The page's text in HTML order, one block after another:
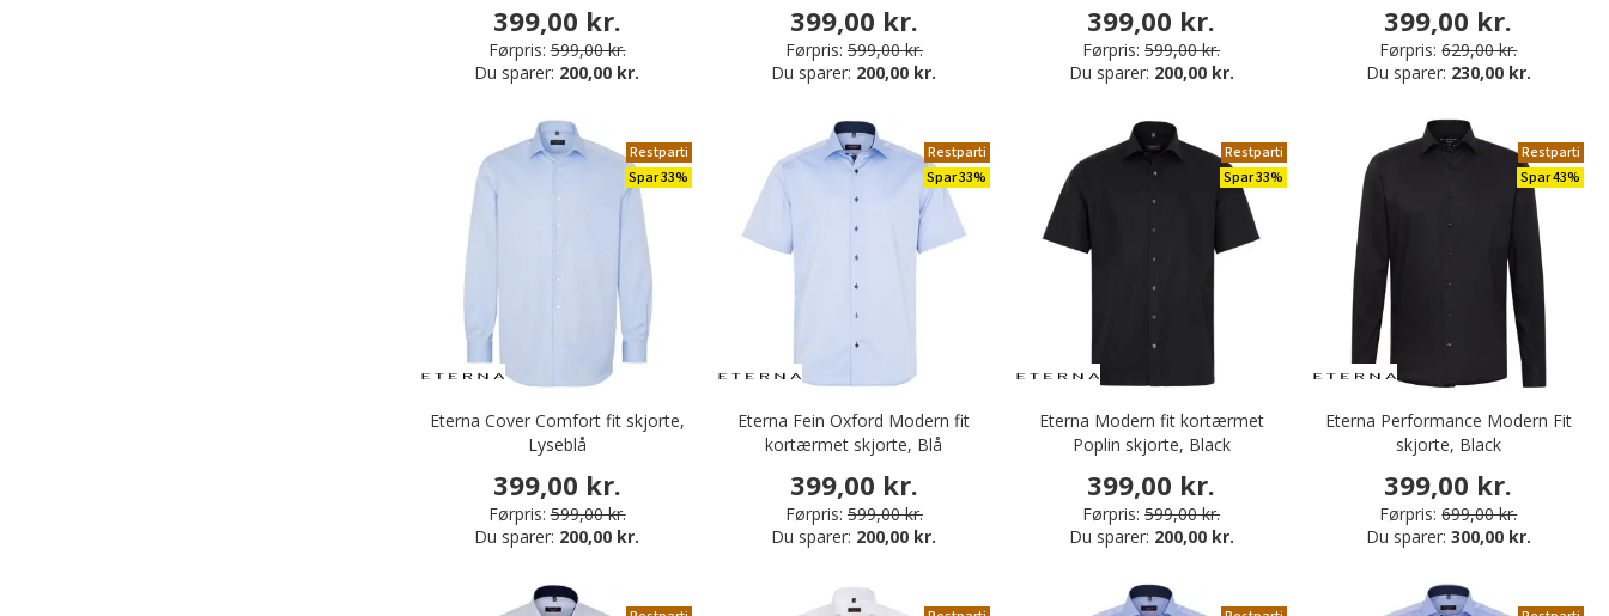
399,00 kr.
Førpris: 599,00 kr.
Du sparer: 200,00 kr.
399,00 kr.
Førpris: 599,00 kr.
Du sparer: 200,00 kr.
399,00 kr.
Førpris: 599,00 kr.
Du sparer: 200,00 kr.
399,00 kr.
Førpris: 629,00 kr.
Du sparer: 230,00 kr.
Restparti
Spar 33%
Eterna Cover Comfort fit skjorte,
Lyseblå
399,00 kr.
Førpris: 599,00 kr.
Du sparer: 200,00 kr.
Restparti
Spar 33%
Eterna Fein Oxford Modern fit
kortærmet skjorte, Blå
399,00 kr.
Førpris: 599,00 kr.
Du sparer: 200,00 kr.
Restparti
Spar 33%
Eterna Modern fit kortærmet
Poplin skjorte, Black
399,00 kr.
Førpris: 599,00 kr.
Du sparer: 200,00 kr.
Restparti
Spar 43%
Eterna Performance Modern Fit
skjorte, Black
399,00 kr.
Førpris: 699,00 kr.
Du sparer: 300,00 kr.